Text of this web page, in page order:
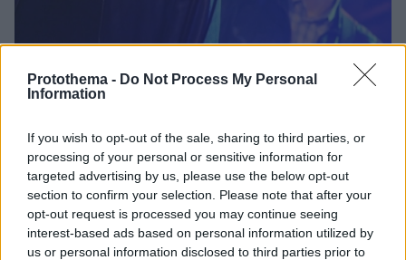
Protothema - Do Not Process My Personal
Information
If you wish to opt-out of the sale, sharing to third parties, or
processing of your personal or sensitive information for
targeted advertising by us, please use the below opt-out
section to confirm your selection. Please note that after your
opt-out request is processed you may continue seeing
interest-based ads based on personal information utilized by
us or personal information disclosed to third parties prior to
Οι αδερφοί Γκάλαχερ ξανά μαζί - Η διάλυση των Oasis,
η μεγάλη επιστροφή και οι εκπλήξεις που επιφυλάσσουν
στη σκηνή
Πάνω από 10 εκατ. φαν σε 158 χώρες διεκδίκησαν
εισιτήρια για την περιοδεία – Πρεμιέρα στο Κάρντιφ
16 χρόνια μετά τη διάλυση